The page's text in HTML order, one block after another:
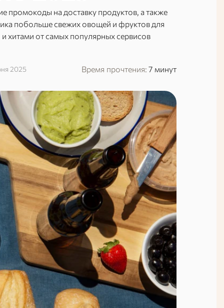
промокоды на доставку продуктов, а также
побольше свежих овощей и фруктов для
хитами от самых популярных сервисов
2025 Время прочтения: 7 минут